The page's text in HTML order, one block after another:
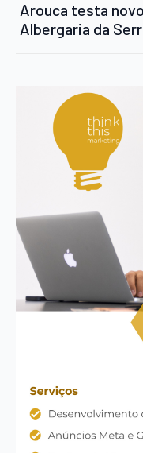
Arouca testa
Albergaria da